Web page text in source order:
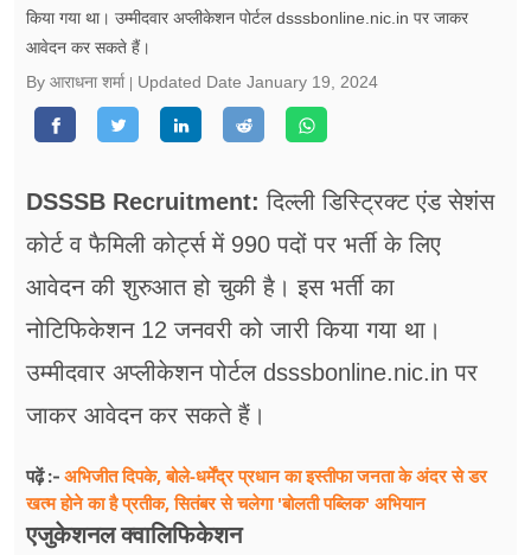
वीडियो
रिलेशनशिप
जीवन मंत्रा
फूड
सेहत
ब्‍यूटी
जॉब्स
शिक्षा
अन्य खबरें
किया गया था। उम्मीदवार अप्लीकेशन पोर्टल dsssbonline.nic.in पर जाकर
आवेदन कर सकते हैं।
By आराधना शर्मा
Updated Date January 19, 2024
DSSSB Recruitment: दिल्ली डिस्ट्रिक्ट एंड सेशंस
कोर्ट व फैमिली कोर्ट्स में 990 पदों पर भर्ती के लिए
आवेदन की शुरुआत हो चुकी है। इस भर्ती का
नोटिफिकेशन 12 जनवरी को जारी किया गया था।
उम्मीदवार अप्लीकेशन पोर्टल dsssbonline.nic.in पर
जाकर आवेदन कर सकते हैं।
पढ़ें :- अभिजीत दिपके, बोले-धर्मेंद्र प्रधान का इस्तीफा जनता के अंदर से डर
खत्म होने का है प्रतीक, सितंबर से चलेगा 'बोलती पब्लिक' अभियान
एजुकेशनल क्वालिफिकेशन